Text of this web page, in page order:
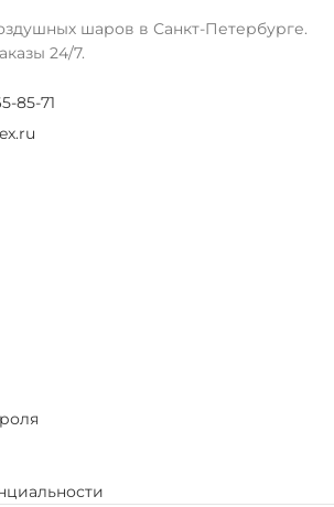
шаров в Санкт-Петербурге.
24/7.
85-71